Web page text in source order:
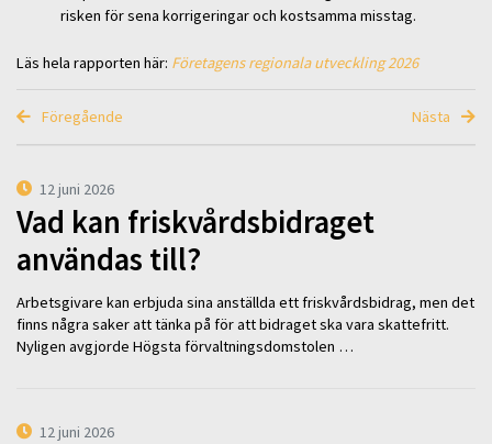
risken för sena korrigeringar och kostsamma misstag.
Läs hela rapporten här: Företagens regionala utveckling 2026
Föregående Nästa
12 juni 2026
Vad kan friskvårdsbidraget
användas till?
Arbetsgivare kan erbjuda sina anställda ett friskvårdsbidrag, men det
finns några saker att tänka på för att bidraget ska vara skattefritt.
Nyligen avgjorde Högsta förvaltningsdomstolen …
12 juni 2026